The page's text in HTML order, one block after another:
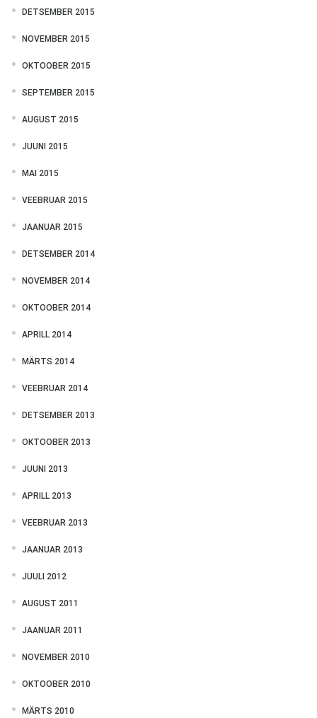
DETSEMBER 2015
NOVEMBER 2015
OKTOOBER 2015
SEPTEMBER 2015
AUGUST 2015
JUUNI 2015
MAI 2015
VEEBRUAR 2015
JAANUAR 2015
DETSEMBER 2014
NOVEMBER 2014
OKTOOBER 2014
APRILL 2014
MÄRTS 2014
VEEBRUAR 2014
DETSEMBER 2013
OKTOOBER 2013
JUUNI 2013
APRILL 2013
VEEBRUAR 2013
JAANUAR 2013
JUULI 2012
AUGUST 2011
JAANUAR 2011
NOVEMBER 2010
OKTOOBER 2010
MÄRTS 2010